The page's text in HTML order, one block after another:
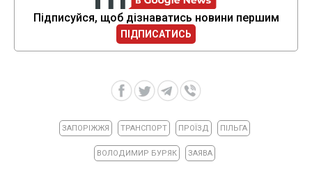
Підписуйся, щоб дізнаватись новини першим
ПІДПИСАТИСЬ
ЗАПОРІЖЖЯ ТРАНСПОРТ ПРОЇЗД ПІЛЬГА
ВОЛОДИМИР БУРЯК ЗАЯВА